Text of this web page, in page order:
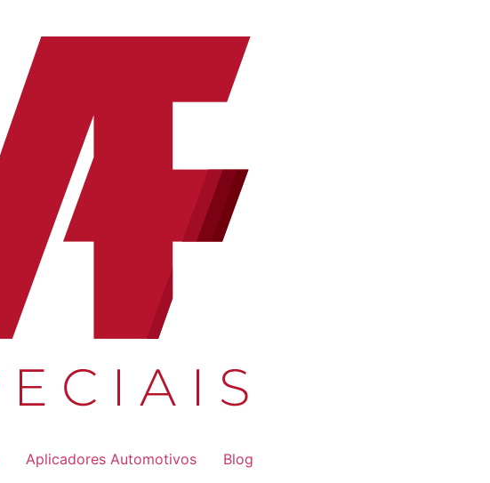
Aplicadores Automotivos Blog